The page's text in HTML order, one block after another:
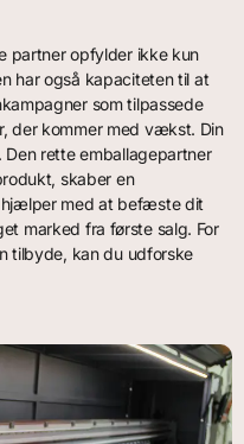
partner opfylder ikke kun
har også kapaciteten til at
som tilpassede
der kommer med vækst. Din
rette emballagepartner
skaber en
med at befæste dit
marked fra første salg. For
tilbyde, kan du udforske